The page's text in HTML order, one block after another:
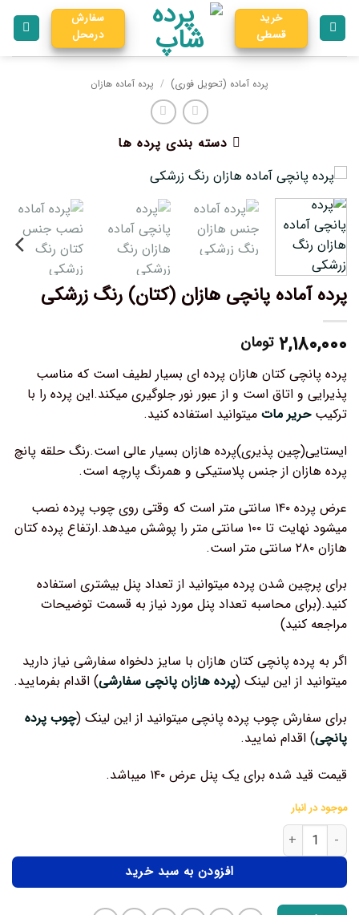
خرید
قسطی
سفارش
درمحل
پرده آماده (تحویل فوری) / پرده آماده هازان
دسته بندی پرده ها
پرده آماده پانچی هازان (کتان) رنگ زرشکی
۲,۱۸۰,۰۰۰ تومان
پرده پانچی کتان هازان پرده ای بسیار لطیف است که مناسب
پذیرایی و اتاق است و از عبور نور جلوگیری میکند.این پرده را با
ترکیبحریر مات میتوانید استفاده کنید.
ایستایی(چین پذیری)پرده هازان بسیار عالی است.رنگ حلقه پانچ
پرده هازان از جنس پلاستیکی و همرنگ پارچه است.
عرض پرده ۱۴۰ سانتی متر است که وقتی روی چوب پرده نصب
میشود نهایت تا ۱۰۰ سانتی متر را پوشش میدهد.ارتفاع پرده کتان
هازان ۲۸۰ سانتی متر است.
برای پرچین شدن پرده میتوانید از تعداد پنل بیشتری استفاده
کنید.(برای محاسبه تعداد پنل مورد نیاز به قسمت توضیحات
مراجعه کنید)
اگر به پرده پانچی کتان هازان با سایز دلخواه سفارشی نیاز دارید
میتوانید از این لینک (پرده هازان پانچی سفارشی) اقدام بفرمایید.
برای سفارش چوب پرده پانچی میتوانید از این لینک (چوب پرده
پانچی) اقدام نمایید.
قیمت قید شده برای یک پنل عرض ۱۴۰ میباشد.
موجود در انبار
افزودن به سبد خرید